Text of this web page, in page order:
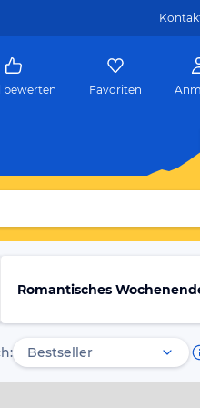
bewerten Favoriten
Romantisches